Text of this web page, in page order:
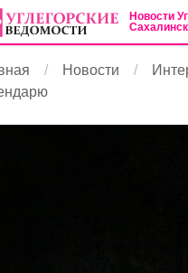
Новости
Новости